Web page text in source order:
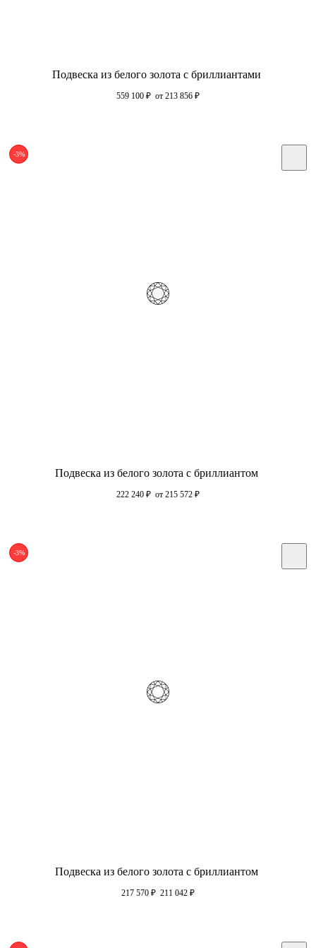
Подвеска из белого золота с бриллиантами
559 100 ₽ от 213 856 ₽
-3%
Подвеска из белого золота с бриллиантом
222 240 ₽ от 215 572 ₽
-3%
Подвеска из белого золота с бриллиантом
217 570 ₽ 211 042 ₽